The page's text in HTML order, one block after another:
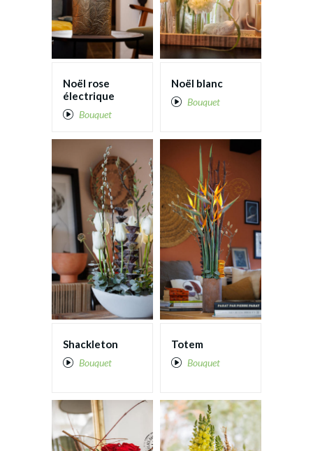
Noël rose
électrique
Bouquet
Noël blanc
Bouquet
Shackleton
Bouquet
Totem
Bouquet